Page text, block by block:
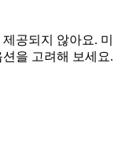
공되지 않아요. 미
을 고려해 보세요.